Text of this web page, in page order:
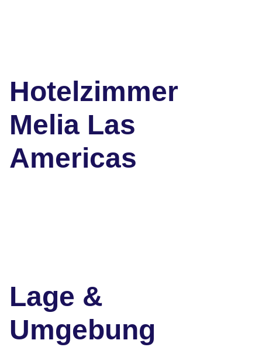
Hotelzimmer
Melia Las
Americas
Lage &
Umgebung